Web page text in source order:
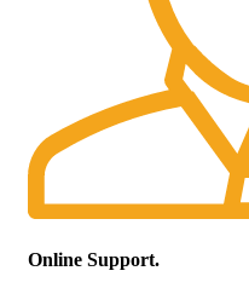
Online Support.